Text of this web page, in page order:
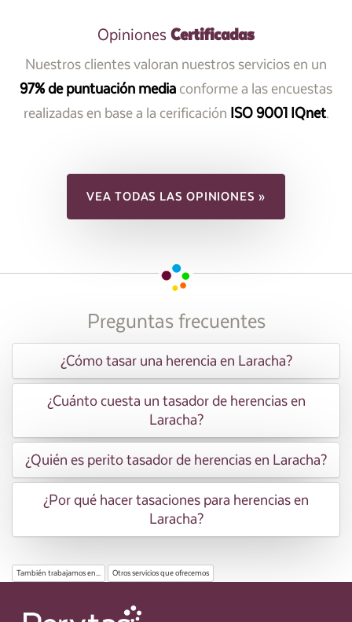
Opiniones Certificadas
Nuestros clientes valoran nuestros servicios en un
97% de puntuación mediaconforme a las encuestas
realizadas en base a la cerificación ISO 9001 IQnet.
VEA TODAS LAS OPINIONES »
Preguntas frecuentes
¿Cómo tasar una herencia en Laracha?
¿Cuánto cuesta un tasador de herencias en
Laracha?
¿Quién es perito tasador de herencias en Laracha?
¿Por qué hacer tasaciones para herencias en
Laracha?
También trabajamos en... Otros servicios que ofrecemos